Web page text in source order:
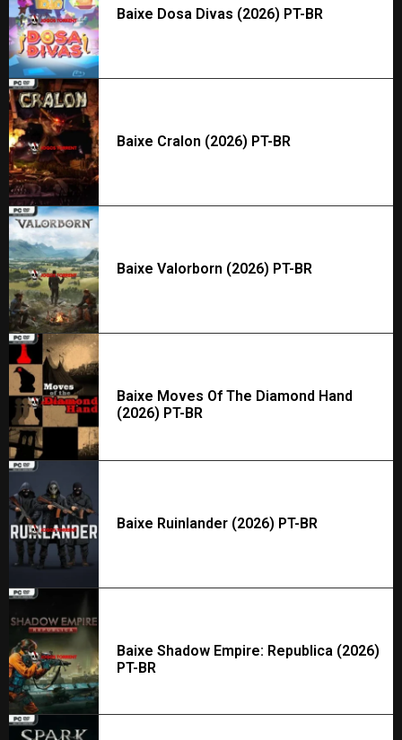
Baixe Dosa Divas (2026) PT-BR
Baixe Cralon (2026) PT-BR
Baixe Valorborn (2026) PT-BR
Baixe Moves Of The Diamond Hand
(2026) PT-BR
Baixe Ruinlander (2026) PT-BR
Baixe Shadow Empire: Republica (2026)
PT-BR